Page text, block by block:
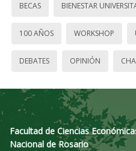
BECAS BIENESTAR
100 AÑOS WORKSHOP
DEBATES OPINIÓN
Facultad de Ciencias
Nacional de Rosario